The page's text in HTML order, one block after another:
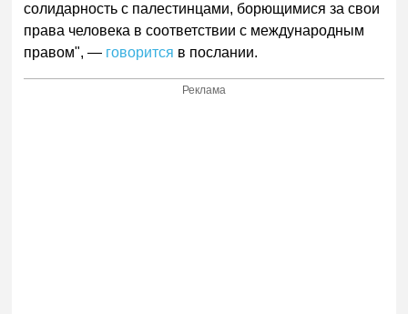
солидарность с палестинцами, борющимися за свои
права человека в соответствии с международным
правом", — говорится в послании.
Реклама